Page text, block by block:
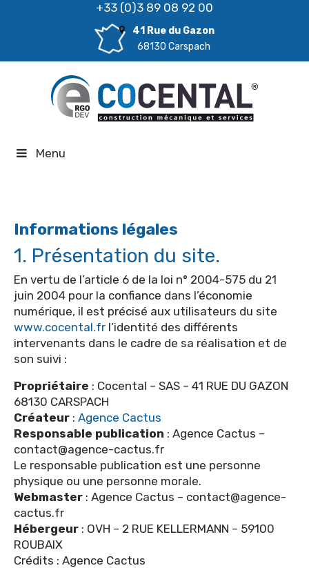
+33 (0)3 89 08 92 00
41 Rue du Gazon
68130 Carspach
Menu
Informations légales
1. Présentation du site.
En vertu de l’article 6 de la loi n° 2004-575 du 21
juin 2004 pour la confiance dans l’économie
numérique, il est précisé aux utilisateurs du site
www.cocental.fr l’identité des différents
intervenants dans le cadre de sa réalisation et de
son suivi :
Propriétaire : Cocental – SAS – 41 RUE DU GAZON
68130 CARSPACH
Créateur : Agence Cactus
Responsable publication : Agence Cactus –
contact@agence-cactus.fr
Le responsable publication est une personne
physique ou une personne morale.
Webmaster : Agence Cactus – contact@agence-
cactus.fr
Hébergeur : OVH – 2 RUE KELLERMANN – 59100
ROUBAIX
Crédits : Agence Cactus